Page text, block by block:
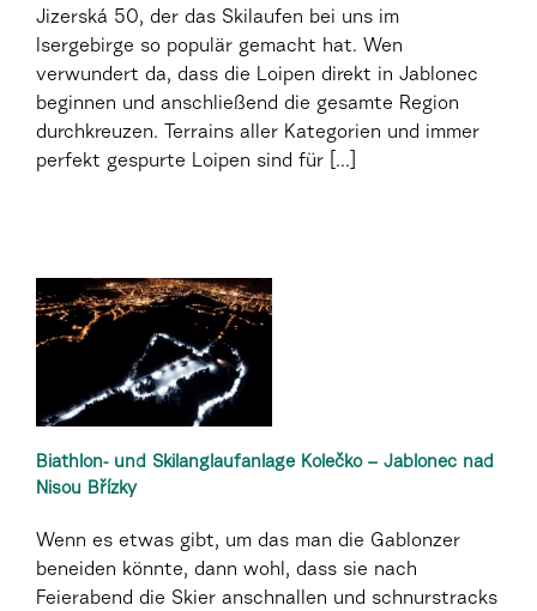
Jizerská 50, der das Skilaufen bei uns im
Isergebirge so populär gemacht hat. Wen
verwundert da, dass die Loipen direkt in Jablonec
beginnen und anschließend die gesamte Region
durchkreuzen. Terrains aller Kategorien und immer
perfekt gespurte Loipen sind für [...]
Biathlon- und Skilanglaufanlage Kolečko – Jablonec nad
Nisou Břízky
Wenn es etwas gibt, um das man die Gablonzer
beneiden könnte, dann wohl, dass sie nach
Feierabend die Skier anschnallen und schnurstracks